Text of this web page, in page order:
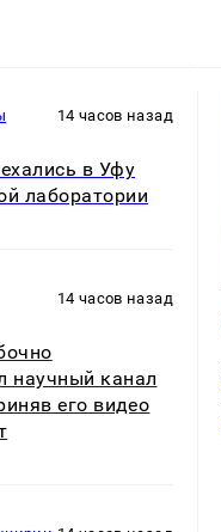
14 часов назад
в Уфу
лаборатории
14 часов назад
научный канал
его видео